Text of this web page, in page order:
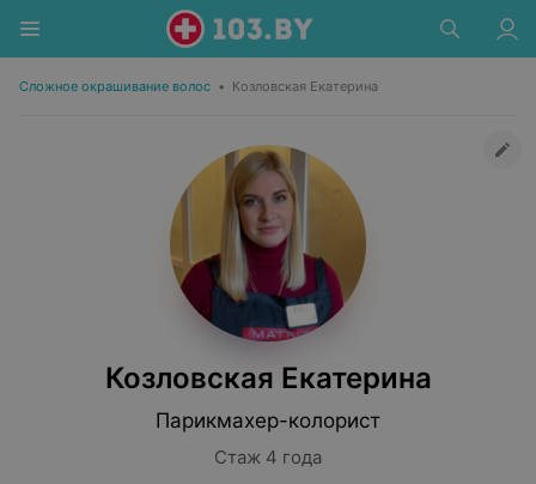
Сложное окрашивание волос • Козловская Екатерина
Козловская Екатерина
Парикмахер-колорист
Стаж 4 года